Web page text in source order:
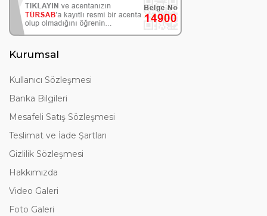
Kurumsal
Kullanıcı Sözleşmesi
Banka Bilgileri
Mesafeli Satış Sözleşmesi
Teslimat ve İade Şartları
Gizlilik Sözleşmesi
Hakkımızda
Video Galeri
Foto Galeri